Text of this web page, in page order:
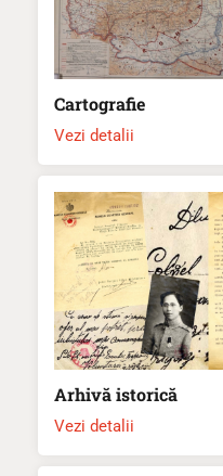
Cartografie
Vezi detalii
Arhivă istorică
Vezi detalii